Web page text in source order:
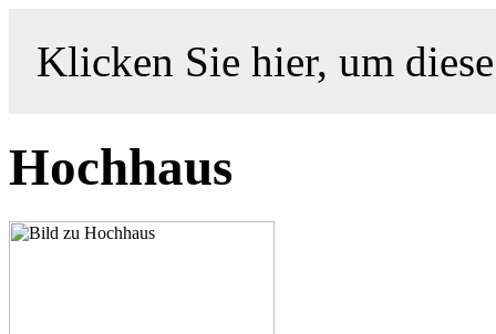
Klicken Sie hier, um
Hochhaus